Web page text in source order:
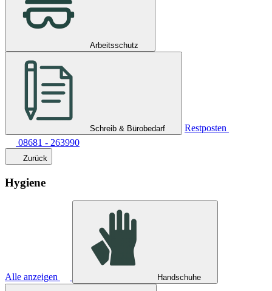
Arbeitsschutz
Schreib & Bürobedarf
Restposten
08681 - 263990
Zurück
Hygiene
Alle anzeigen Handschuhe